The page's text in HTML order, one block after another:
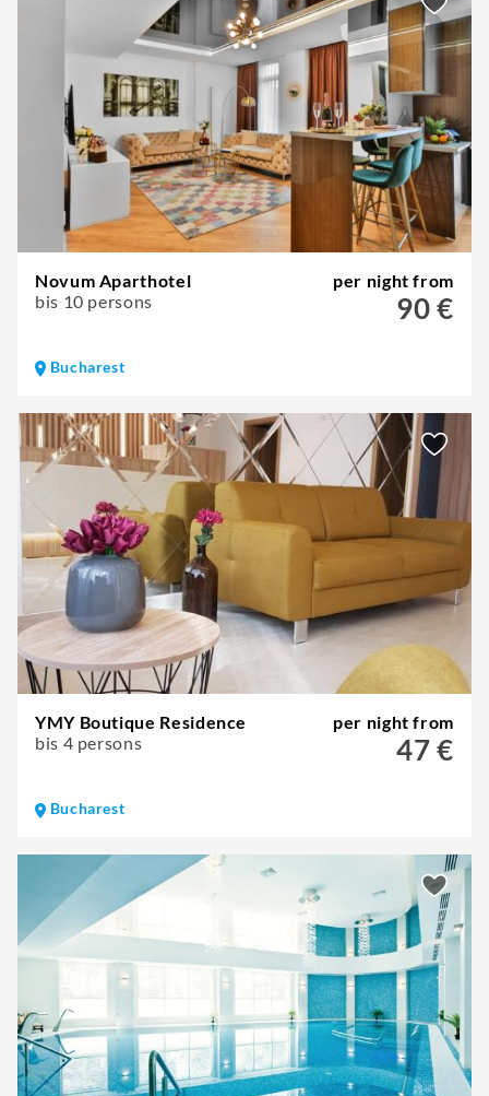
Novum Aparthotel
bis 10 persons
per night from
90 €
Bucharest
YMY Boutique Residence
bis 4 persons
per night from
47 €
Bucharest